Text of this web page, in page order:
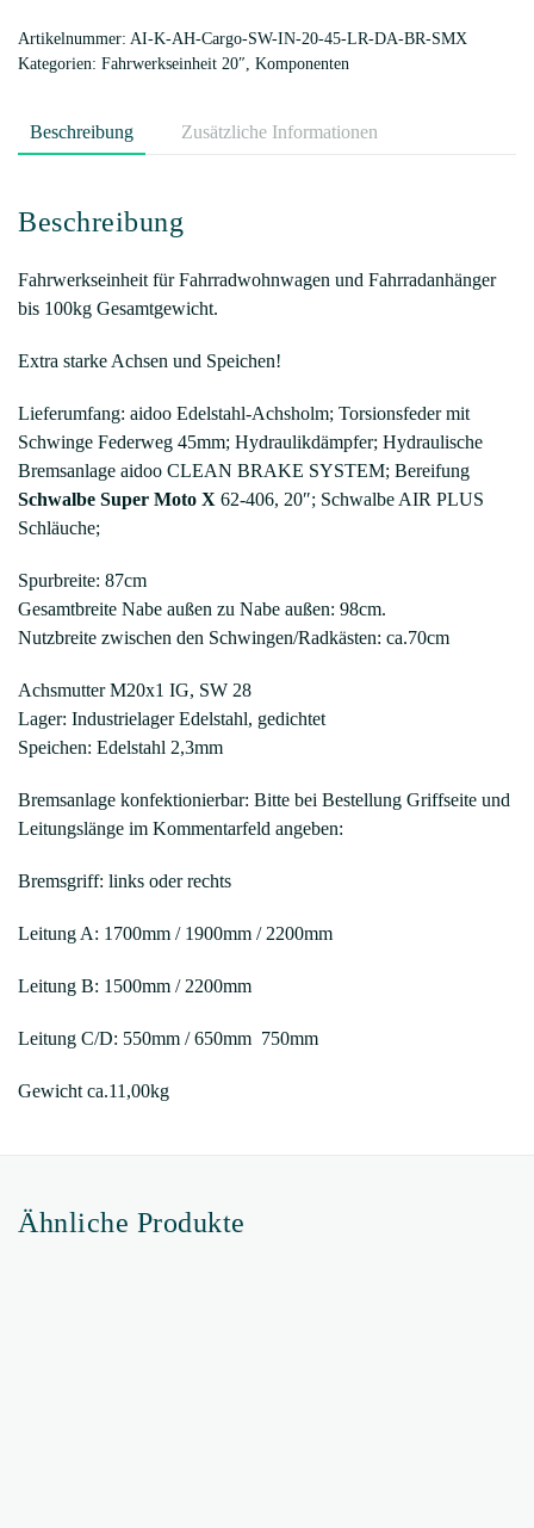
Moto
Artikelnummer: AI-K-AH-Cargo-SW-IN-20-45-LR-DA-BR-SMX
Kategorien: Fahrwerkseinheit 20″, Komponenten
Beschreibung Zusätzliche Informationen
Beschreibung
Fahrwerkseinheit für Fahrradwohnwagen und Fahrradanhänger
bis 100kg Gesamtgewicht.
Extra starke Achsen und Speichen!
Lieferumfang: aidoo Edelstahl-Achsholm; Torsionsfeder mit
Schwinge Federweg 45mm; Hydraulikdämpfer; Hydraulische
Bremsanlage aidoo CLEAN BRAKE SYSTEM; Bereifung
Schwalbe Super Moto X 62-406, 20″; Schwalbe AIR PLUS
Schläuche;
Spurbreite: 87cm
Gesamtbreite Nabe außen zu Nabe außen: 98cm.
Nutzbreite zwischen den Schwingen/Radkästen: ca.70cm
Achsmutter M20x1 IG, SW 28
Lager: Industrielager Edelstahl, gedichtet
Speichen: Edelstahl 2,3mm
Bremsanlage konfektionierbar: Bitte bei Bestellung Griffseite und
Leitungslänge im Kommentarfeld angeben:
Bremsgriff: links oder rechts
Leitung A: 1700mm / 1900mm / 2200mm
Leitung B: 1500mm / 2200mm
Leitung C/D: 550mm / 650mm 750mm
Gewicht ca.11,00kg
Ähnliche Produkte